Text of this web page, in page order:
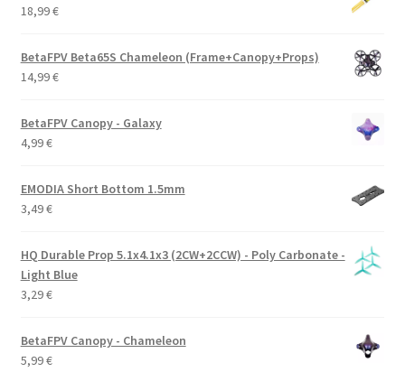
18,99€
BetaFPV Beta65S Chameleon (Frame+Canopy+Props)
14,99€
BetaFPV Canopy - Galaxy
4,99€
EMODIA Short Bottom 1.5mm
3,49€
HQ Durable Prop 5.1x4.1x3 (2CW+2CCW) - Poly Carbonate -
Light Blue
3,29€
BetaFPV Canopy - Chameleon
5,99€